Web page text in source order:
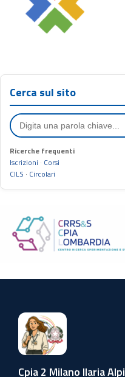
Cerca sul sito
Ricerche frequenti
Iscrizioni · Corsi
CILS · Circolari
Cpia 2 Milano Ilaria Alpi